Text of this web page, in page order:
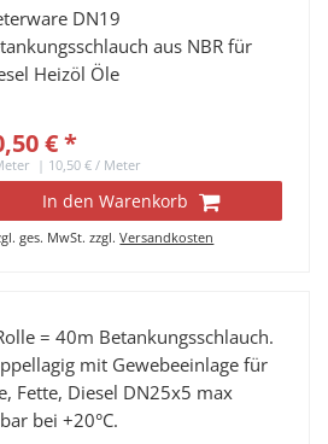
DN19
aus NBR für
Heizöl Öle
€ *
| 10,50 € / Meter
In den Warenkorb
ges. MwSt. zzgl.Versandkosten
= 40m Betankungsschlauch.
mit Gewebeeinlage für
Fette, Diesel DN25x5 max
bei +20°C.